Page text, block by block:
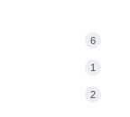
6
1
2